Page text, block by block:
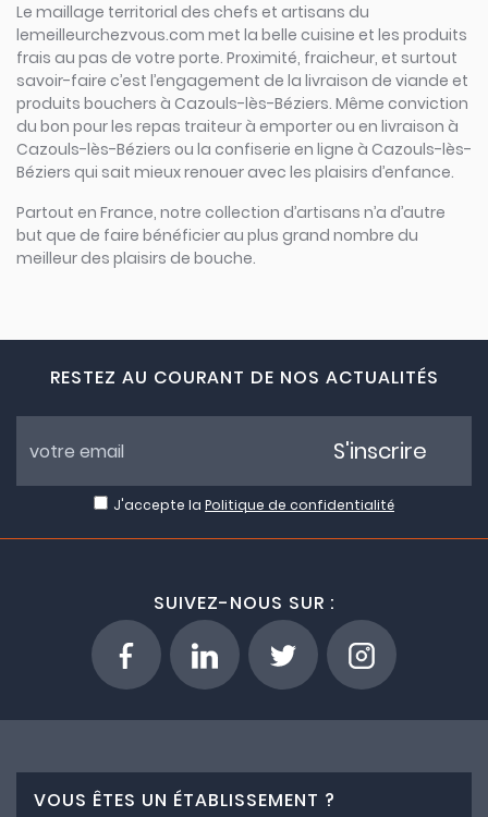
Le maillage territorial des chefs et artisans du
lemeilleurchezvous.com met la belle cuisine et les produits
frais au pas de votre porte. Proximité, fraicheur, et surtout
savoir-faire c’est l’engagement de la livraison de viande et
produits bouchers à Cazouls-lès-Béziers. Même conviction
du bon pour les repas traiteur à emporter ou en livraison à
Cazouls-lès-Béziers ou la confiserie en ligne à Cazouls-lès-
Béziers qui sait mieux renouer avec les plaisirs d’enfance.
Partout en France, notre collection d’artisans n’a d’autre
but que de faire bénéficier au plus grand nombre du
meilleur des plaisirs de bouche.
RESTEZ AU COURANT DE NOS ACTUALITÉS
J'accepte la Politique de confidentialité
S'inscrire
SUIVEZ-NOUS SUR :
VOUS ÊTES UN ÉTABLISSEMENT ?